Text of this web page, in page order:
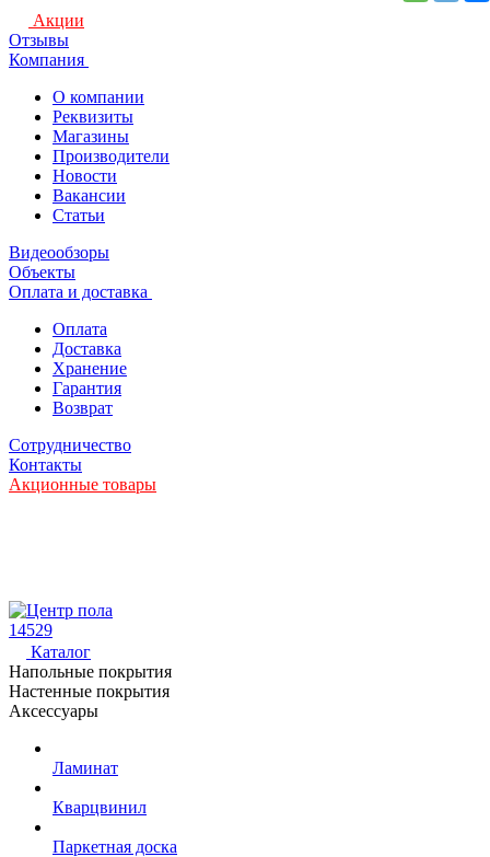
Акции
Отзывы
Компания
О компании
Реквизиты
Магазины
Производители
Новости
Вакансии
Статьи
Видеообзоры
Объекты
Оплата и доставка
Оплата
Доставка
Хранение
Гарантия
Возврат
Сотрудничество
Контакты
Акционные товары
14529
Каталог
Напольные покрытия
Настенные покрытия
Аксессуары
Ламинат
Кварцвинил
Паркетная доска